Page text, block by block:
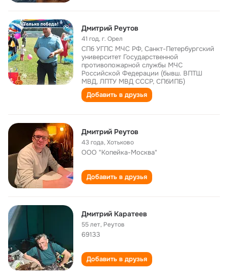
Дмитрий Реутов
41 год,г. Орел
СПб УГПС МЧС РФ, Санкт-Петербургский
университет Государственной
противопожарной службы МЧС
Российской Федерации (бывш. ВПТШ
МВД, ЛПТУ МВД СССР, СПбИПБ)
Добавить в друзья
Дмитрий Реутов
43 года,Хотьково
ООО "Копейка-Москва"
Добавить в друзья
Дмитрий Kaратeев
55 лет, Реутов
69133
Добавить в друзья